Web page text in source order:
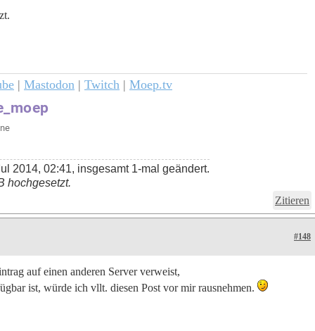
| Mastodon | Twitch | Moep.tv
2014, 02:41, insgesamt 1-mal geändert.
hochgesetzt.
Zitieren
#148
auf einen anderen Server verweist,
ist, würde ich vllt. diesen Post vor mir rausnehmen.